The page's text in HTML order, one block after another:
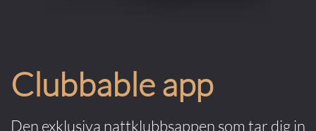
Clubbable app
Den exklusiva nattklubbsappen som tar dig in